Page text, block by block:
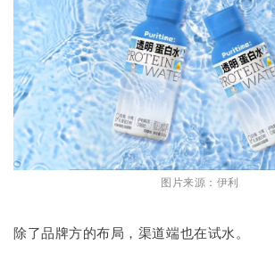
图片来源：伊利
除了品牌方的布局，渠道端也在试水。